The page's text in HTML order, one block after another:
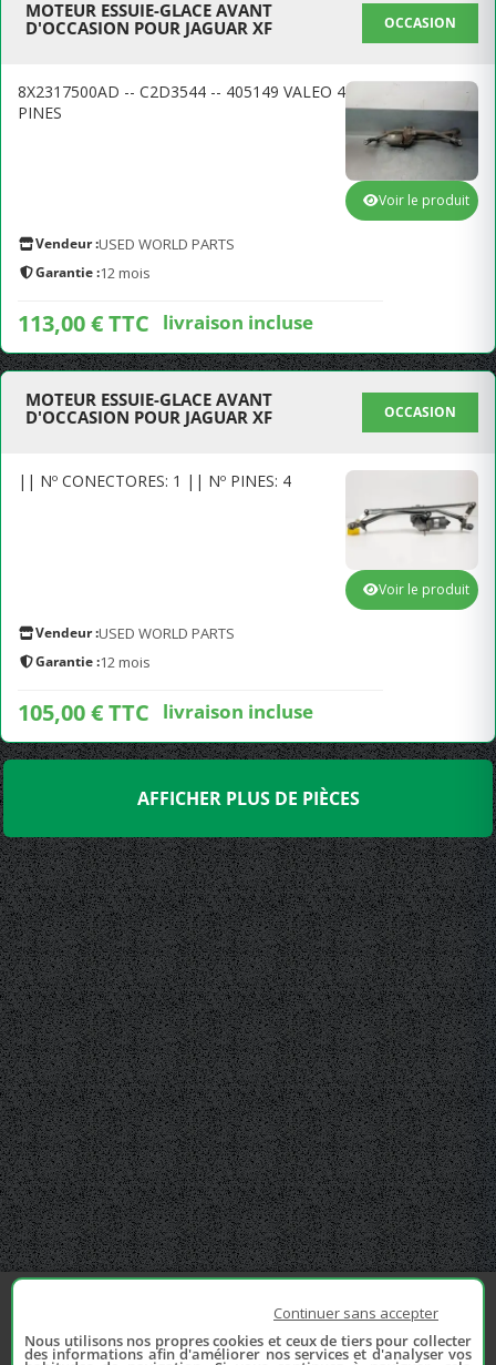
MOTEUR ESSUIE-GLACE AVANT
D'OCCASION POUR JAGUAR XF
OCCASION
8X2317500AD -- C2D3544 -- 405149 VALEO 4
PINES
Vendeur :USED WORLD PARTS
Garantie :12 mois
113,00 € TTC livraison incluse
Voir le produit
MOTEUR ESSUIE-GLACE AVANT
D'OCCASION POUR JAGUAR XF
OCCASION
|| Nº CONECTORES: 1 || Nº PINES: 4
Vendeur :USED WORLD PARTS
Garantie :12 mois
105,00 € TTC livraison incluse
Voir le produit
AFFICHER PLUS DE PIÈCES
Continuer sans accepter
Nous utilisons nos propres cookies et ceux de tiers pour collecter
des informations afin d'améliorer nos services et d'analyser vos